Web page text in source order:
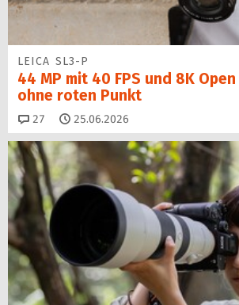
LEICA SL3-P
44 MP mit 40 FPS und 8K
ohne roten Punkt
27 Kommentare
25.06.2026